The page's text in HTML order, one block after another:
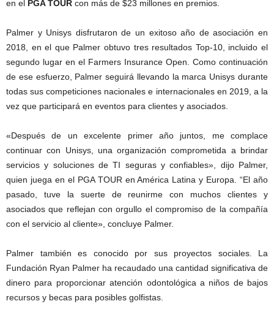
en el PGA TOUR con más de $23 millones en premios.
Palmer y Unisys disfrutaron de un exitoso año de asociación en
2018, en el que Palmer obtuvo tres resultados Top-10, incluido el
segundo lugar en el Farmers Insurance Open. Como continuación
de ese esfuerzo, Palmer seguirá llevando la marca Unisys durante
todas sus competiciones nacionales e internacionales en 2019, a la
vez que participará en eventos para clientes y asociados.
«Después de un excelente primer año juntos, me complace
continuar con Unisys, una organización comprometida a brindar
servicios y soluciones de TI seguras y confiables», dijo Palmer,
quien juega en el PGA TOUR en América Latina y Europa. “El año
pasado, tuve la suerte de reunirme con muchos clientes y
asociados que reflejan con orgullo el compromiso de la compañía
con el servicio al cliente», concluye Palmer.
Palmer también es conocido por sus proyectos sociales. La
Fundación Ryan Palmer ha recaudado una cantidad significativa de
dinero para proporcionar atención odontológica a niños de bajos
recursos y becas para posibles golfistas.